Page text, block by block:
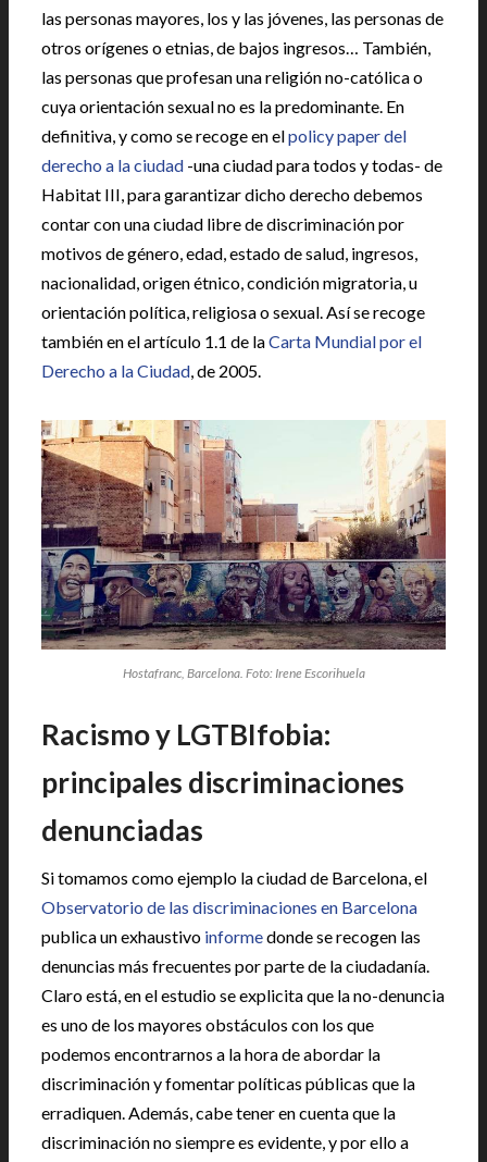
las personas mayores, los y las jóvenes, las personas de
otros orígenes o etnias, de bajos ingresos… También,
las personas que profesan una religión no-católica o
cuya orientación sexual no es la predominante. En
definitiva, y como se recoge en elpolicy paper del
derecho a la ciudad -una ciudad para todos y todas- de
Habitat III, para garantizar dicho derecho debemos
contar con una ciudad libre de discriminación por
motivos de género, edad, estado de salud, ingresos,
nacionalidad, origen étnico, condición migratoria, u
orientación política, religiosa o sexual. Así se recoge
también en el artículo 1.1 de laCarta Mundial por el
Derecho a la Ciudad, de 2005.
Hostafranc, Barcelona. Foto: Irene Escorihuela
Racismo y LGTBIfobia:
principales discriminaciones
denunciadas
Si tomamos como ejemplo la ciudad de Barcelona, el
Observatorio de las discriminaciones en Barcelona
publica un exhaustivo informedonde se recogen las
denuncias más frecuentes por parte de la ciudadanía.
Claro está, en el estudio se explicita que la no-denuncia
es uno de los mayores obstáculos con los que
podemos encontrarnos a la hora de abordar la
discriminación y fomentar políticas públicas que la
erradiquen. Además, cabe tener en cuenta que la
discriminación no siempre es evidente, y por ello a